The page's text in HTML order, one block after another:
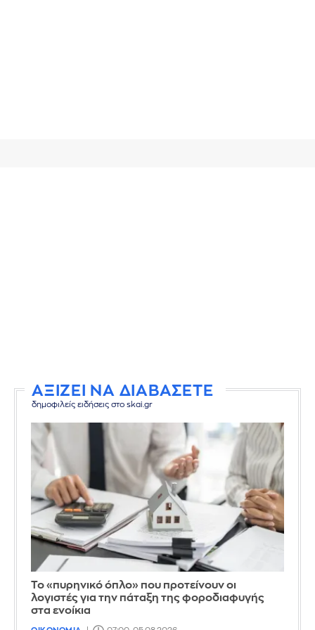
ΑΞΙΖΕΙ ΝΑ ΔΙΑΒΑΣΕΤΕ
δημοφιλείς ειδήσεις στο skai.gr
Το «πυρηνικό όπλο» που προτείνουν οι
λογιστές για την πάταξη της φοροδιαφυγής
στα ενοίκια